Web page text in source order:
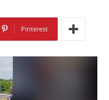
Pinterest